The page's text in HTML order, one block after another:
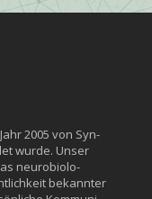
2005 von Syn­
wurde. Un­ser
neuro­bio­lo­
be­kann­ter